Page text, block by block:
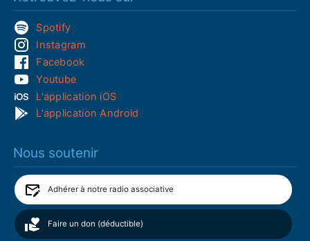
Spotify
Instagram
Facebook
Youtube
L'application iOS
L'application Android
Nous soutenir
Adhérer à notre radio associative
Faire un don (déductible)